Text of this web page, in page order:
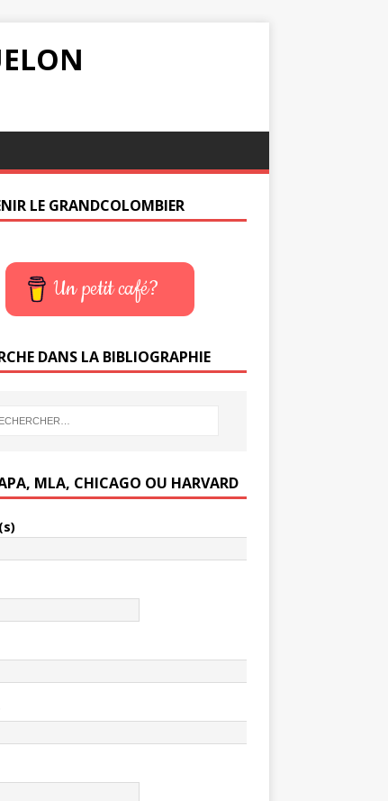
LE GRANDCOLOMBIER
Un petit café?
DANS LA BIBLIOGRAPHIE
MLA, CHICAGO OU HARVARD